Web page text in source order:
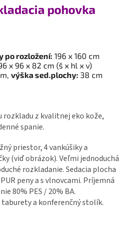
pohovka
po rozložení: 196 x 160 cm
x 96 x 82 cm (š x hl x v)
výška sed.plochy: 38 cm
rozkladu z kvalitnej eko kože,
spanie.
priestor, 4 vankúšiky a
(viď obrázok).Veľmi jednoduchá
rozkladanie.Sedacia plocha
peny a s vlnovcami. Príjemná
80% PES / 20% BA.
taburety a konferenčný stolík.